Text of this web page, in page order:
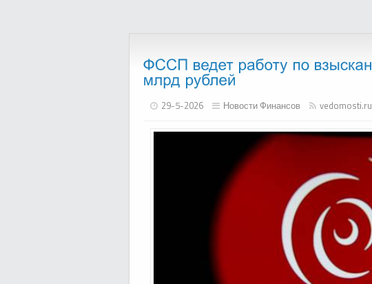
29-5-2026 Новости Финансов vedomosti.ru